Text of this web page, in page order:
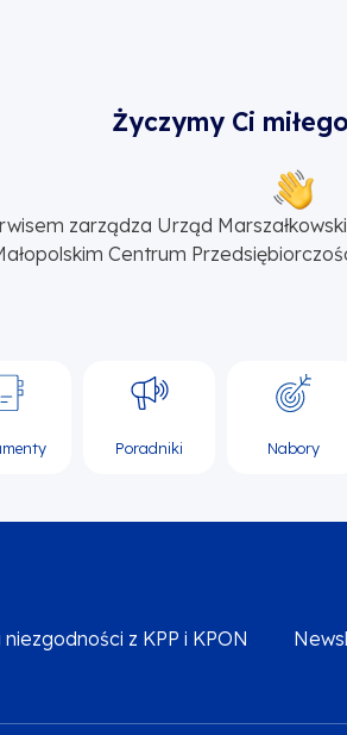
Życzymy Ci
zarządza Urząd
Centrum
Poradniki Nabory
z KPP i KPON